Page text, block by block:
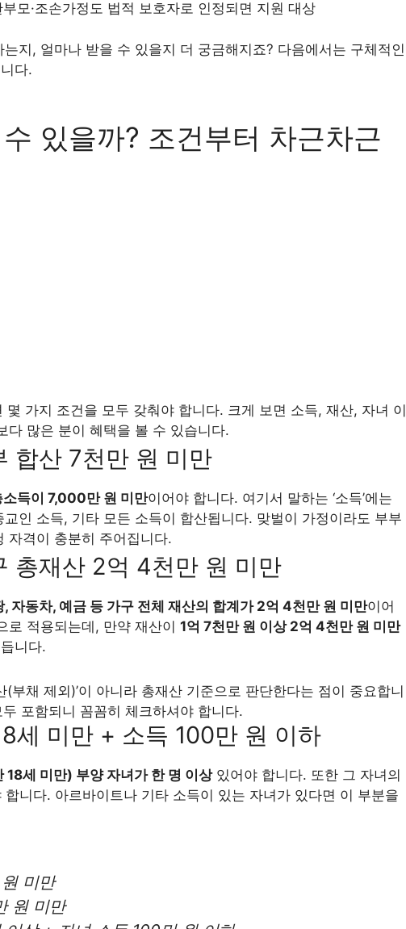
부모·조손가정도 법적 보호자로 인정되면 지원 대상
지, 얼마나 받을 수 있을지 더 궁금해지죠? 다음에서는 구체적인
다.
있을까? 조건부터 차근차근
가지 조건을 모두 갖춰야 합니다. 크게 보면 소득, 재산, 자녀 이
다 많은 분이 혜택을 볼 수 있습니다.
산 7천만 원 미만
득이 7,000만 원 미만이어야 합니다. 여기서 말하는 ‘소득’에는
인 소득, 기타 모든 소득이 합산됩니다. 맞벌이 가정이라도 부부
자격이 충분히 주어집니다.
재산 2억 4천만 원 미만
자동차, 예금 등 가구 전체 재산의 합계가 2억 4천만 원 미만이어
로 적용되는데, 만약 재산이 1억 7천만 원 이상 2억 4천만 원 미만
니다.
(부채 제외)’이 아니라 총재산 기준으로 판단한다는 점이 중요합니
포함되니 꼼꼼히 체크하셔야 합니다.
미만 + 소득 100만 원 이하
세 미만) 부양 자녀가 한 명 이상있어야 합니다. 또한 그 자녀의
합니다. 아르바이트나 기타 소득이 있는 자녀가 있다면 이 부분을
미만
원 미만